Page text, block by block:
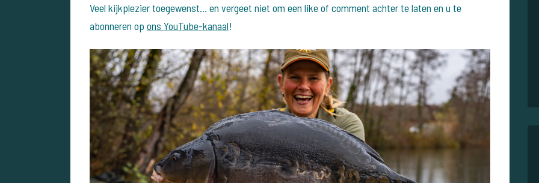
Veel kijkplezier toegewenst... en vergeet niet om een like of comment achter te laten en u te
abonneren op ons YouTube-kanaal!